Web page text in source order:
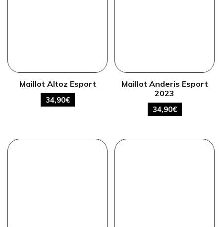
Maillot Altoz Esport
34,90€
Maillot Anderis Esport
2023
34,90€